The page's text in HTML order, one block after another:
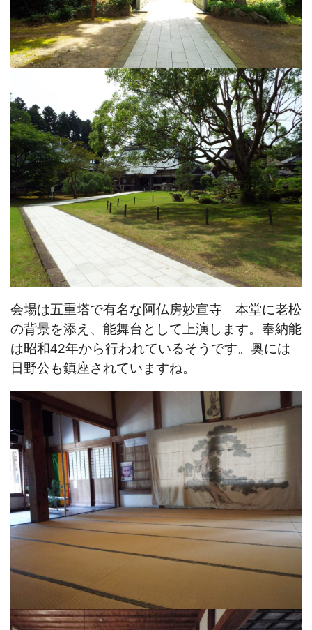
会場は五重塔で有名な阿仏房妙宣寺。本堂に老松
の背景を添え、能舞台として上演します。 奉納能
は昭和42年から行われているそうです。 奥には
日野公も鎮座されていますね。